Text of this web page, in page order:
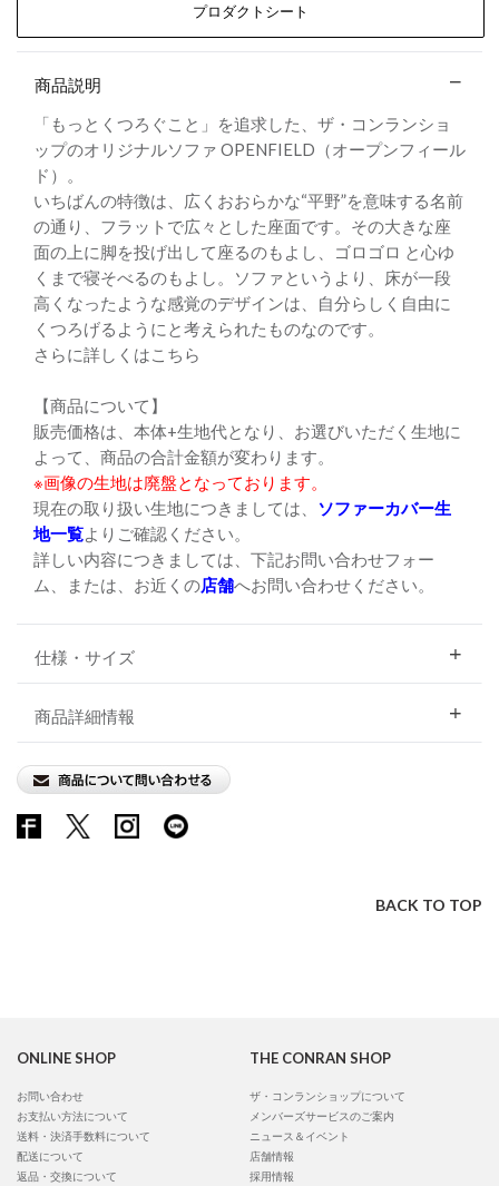
プロダクトシート
商品説明
「もっとくつろぐこと」を追求した、ザ・コンランショ
ップのオリジナルソファ OPENFIELD（オープンフィール
ド）。
いちばんの特徴は、広くおおらかな“平野”を意味する名前
の通り、フラットで広々とした座面です。その大きな座
面の上に脚を投げ出して座るのもよし、ゴロゴロ と心ゆ
くまで寝そべるのもよし。ソファというより、床が一段
高くなったような感覚のデザインは、自分らしく自由に
くつろげるようにと考えられたものなのです。
さらに詳しくはこちら
【商品について】
販売価格は、本体+生地代となり、お選びいただく生地に
よって、商品の合計金額が変わります。
※画像の生地は廃盤となっております。
現在の取り扱い生地につきましては、 ソファーカバー生
地一覧よりご確認ください。
詳しい内容につきましては、下記お問い合わせフォー
ム、または、お近くの店舗へお問い合わせください。
仕様・サイズ
商品詳細情報
BACK TO TOP
ONLINE SHOP
お問い合わせ
お支払い方法について
送料・決済手数料について
配送について
返品・交換について
THE CONRAN SHOP
ザ・コンランショップについて
メンバーズサービスのご案内
ニュース＆イベント
店舗情報
採用情報